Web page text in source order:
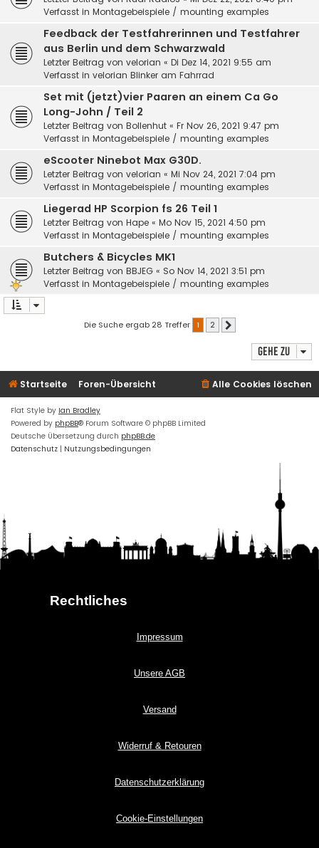
Verfasst in Montagebeispiele / mounting examples
Feedback der Testfahrerinnen und Testfahrer
aus Berlin und dem Schwarzwald
Letzter Beitrag von velorian « Di Dez 14, 2021 9:55 am
Verfasst in velorian Blinker am Fahrrad
Set mit (jetzt)vier Paaren an einem Ca Go
Long-John / Teil 2
Letzter Beitrag von Bollenhut « Fr Nov 26, 2021 9:47 pm
Verfasst in Montagebeispiele / mounting examples
eScooter Ninebot Max G30D.
Letzter Beitrag von velorian « Mi Nov 24, 2021 7:04 pm
Verfasst in Montagebeispiele / mounting examples
Liegerad HP Scorpion fs 26 Teil 1
Letzter Beitrag von Hape « Mo Nov 15, 2021 4:50 pm
Verfasst in Montagebeispiele / mounting examples
Butchers & Bicycles MK1
Letzter Beitrag von BBJEG « So Nov 14, 2021 3:51 pm
Verfasst in Montagebeispiele / mounting examples
Die Suche ergab 28 Treffer 1 2
Gehe zu
Startseite Foren-Übersicht Alle Cookies löschen
Flat Style by Ian Bradley
Powered by phpBB® Forum Software © phpBB Limited
Deutsche Übersetzung durch phpBB.de
Datenschutz | Nutzungsbedingungen
Rechtliches
Impressum
Unsere AGB
Versand
Widerruf & Retouren
Datenschutzerklärung
Cookie-Einstellungen